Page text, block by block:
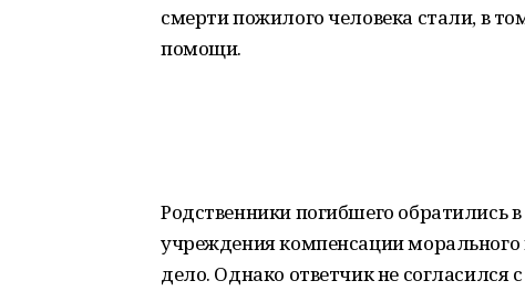
смерти пожилого человека стали, в
помощи.
Родственники погибшего обратились
учреждения компенсации морального
дело. Однако ответчик не согласился